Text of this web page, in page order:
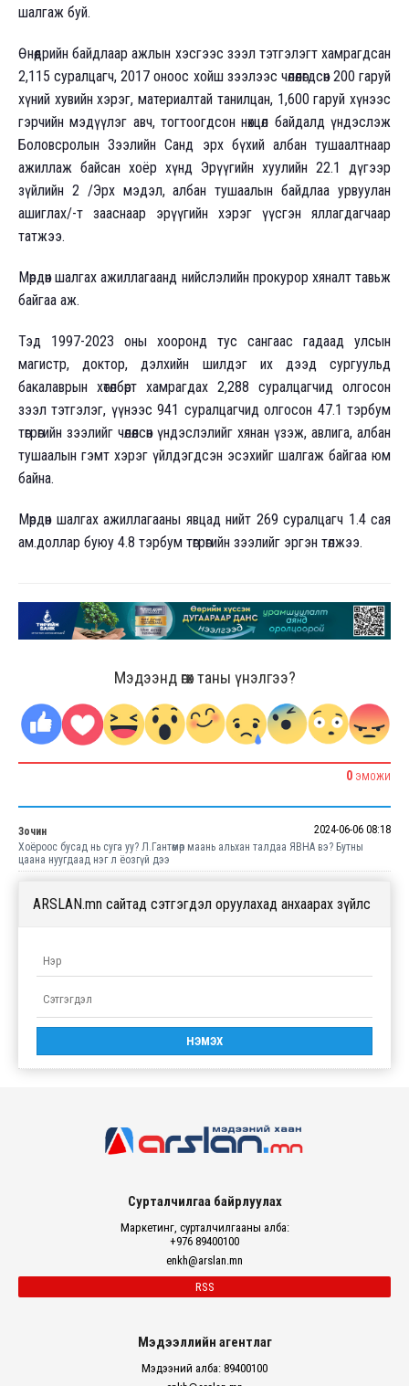
шалгаж буй.
Өнөөдрийн байдлаар ажлын хэсгээс зээл тэтгэлэгт хамрагдсан
2,115 суралцагч, 2017 оноос хойш зээлээс чөлөөлөгдсөн 200 гаруй
хүний хувийн хэрэг, материалтай танилцан, 1,600 гаруй хүнээс
гэрчийн мэдүүлэг авч, тогтоогдсон нөхцөл байдалд үндэслэж
Боловсролын Зээлийн Санд эрх бүхий албан тушаалтнаар
ажиллаж байсан хоёр хүнд Эрүүгийн хуулийн 22.1 дүгээр
зүйлийн 2 /Эрх мэдэл, албан тушаалын байдлаа урвуулан
ашиглах/-т зааснаар эрүүгийн хэрэг үүсгэн яллагдагчаар
татжээ.
Мөрдөн шалгах ажиллагаанд нийслэлийн прокурор хяналт тавьж
байгаа аж.
Тэд 1997-2023 оны хооронд тус сангаас гадаад улсын
магистр, доктор, дэлхийн шилдэг их дээд сургуульд
бакалаврын хөтөлбөрт хамрагдах 2,288 суралцагчид олгосон
зээл тэтгэлэг, үүнээс 941 суралцагчид олгосон 47.1 тэрбум
төгрөгийн зээлийг чөлөөлсөн үндэслэлийг хянан үзэж, авлига, албан
тушаалын гэмт хэрэг үйлдэгдсэн эсэхийг шалгаж байгаа юм
байна.
Мөрдөн шалгах ажиллагааны явцад нийт 269 суралцагч 1.4 сая
ам.доллар буюу 4.8 тэрбум төгрөгийн зээлийг эргэн төлжээ.
Мэдээнд өгөх таны үнэлгээ?
0 ЭМОЖИ
Зочин
2024-06-06 08:18
Хоёроос бусад нь суга уу? Л.Гантөмөр маань альхан талдаа ЯВНА вэ? Бутны
цаана нуугдаад нэг л ёозгүй дээ
ARSLAN.mn сайтад сэтгэгдэл оруулахад анхаарах зүйлс
Сурталчилгаа байрлуулах
Маркетинг, сурталчилгааны алба:
+976 89400100
enkh@arslan.mn
RSS
Мэдээллийн агентлаг
Мэдээний алба: 89400100